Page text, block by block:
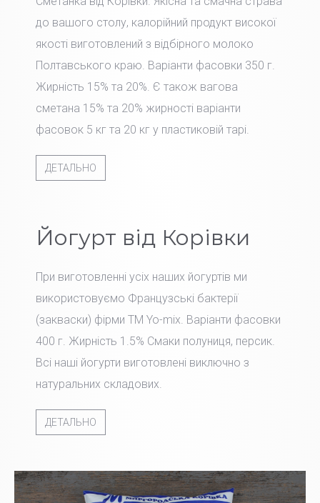
до вашого столу, калорійний продукт високої
якості виготовлений з відбірного молоко
Полтавського краю. Варіанти фасовки 350 г.
Жирність 15% та 20%. Є також вагова
сметана 15% та 20% жирності варіанти
фасовок 5 кг та 20 кг у пластиковій тарі.
ДЕТАЛЬНО
Йогурт від Корівки
При виготовленні усіх наших йогуртів ми
використовуємо Французські бактерії
(закваски) фірми TM Yo-mix. Варіанти фасовки
400 г. Жирність 1.5% Смаки полуниця, персик.
Всі наші йогурти виготовлені виключно з
натуральних складових.
ДЕТАЛЬНО